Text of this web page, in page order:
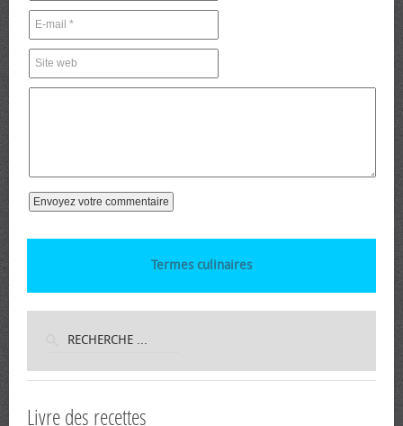
Termes culinaires
Livre des recettes